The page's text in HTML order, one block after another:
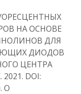
НА ОСНОВЕ
ДЛЯ
ДИОДОВ
ЦЕНТРА
DOI:
O